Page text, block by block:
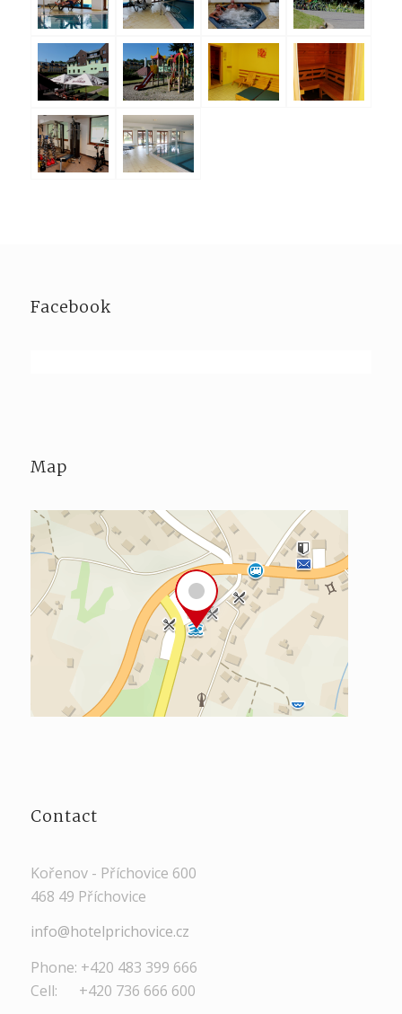
Facebook
Map
Contact
Kořenov - Příchovice 600
468 49 Příchovice
info@hotelprichovice.cz
Phone: +420 483 399 666
Cell: +420 736 666 600